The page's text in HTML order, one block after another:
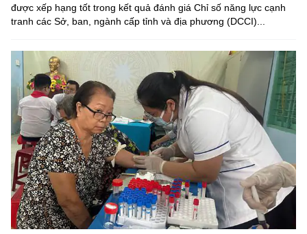
được xếp hạng tốt trong kết quả đánh giá Chỉ số năng lực cạnh
tranh các Sở, ban, ngành cấp tỉnh và địa phương (DCCI)...